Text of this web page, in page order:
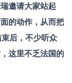
邀请大家站起
的动作，从而把
后，不少听众
这里不乏法国的